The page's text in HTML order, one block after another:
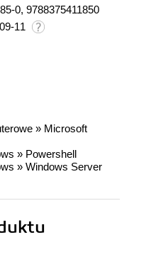
0, 9788375411850
11
» Microsoft
» Powershell
» Windows Server